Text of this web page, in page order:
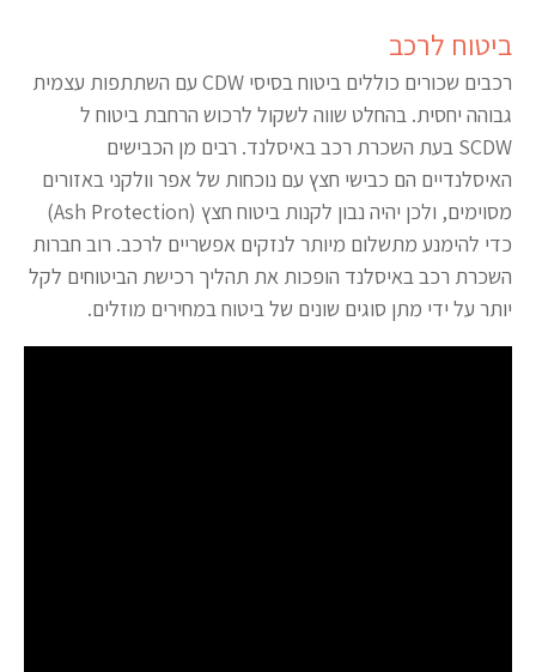
ביטוח לרכב
רכבים שכורים כוללים ביטוח בסיסי CDW עם השתתפות עצמית
גבוהה יחסית. בהחלט שווה לשקול לרכוש הרחבת ביטוח ל
SCDW בעת השכרת רכב באיסלנד. רבים מן הכבישים
האיסלנדיים הם כבישי חצץ עם נוכחות של אפר וולקני באזורים
מסוימים, ולכן יהיה נבון לקנות ביטוח חצץ (Ash Protection)
כדי להימנע מתשלום מיותר לנזקים אפשריים לרכב. רוב חברות
השכרת רכב באיסלנד הופכות את תהליך רכישת הביטוחים לקל
יותר על ידי מתן סוגים שונים של ביטוח במחירים מוזלים.